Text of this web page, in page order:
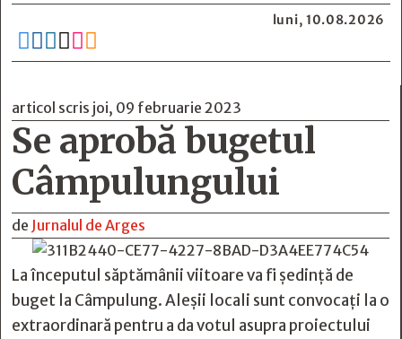
luni, 10.08.2026
     
articol scris joi, 09 februarie 2023
Se aprobă bugetul
Câmpulungului
de Jurnalul de Arges
La începutul săptămânii viitoare va fi ședință de
buget la Câmpulung. Aleșii locali sunt convocați la o
extraordinară pentru a da votul asupra proiectului